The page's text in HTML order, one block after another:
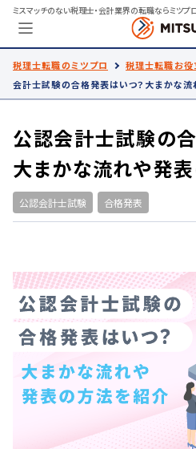
ミスマッチのない税理士・会計業界の転職ならミツプ
税理士転職のミツプロ 税理士転職お役
会計士試験の合格発表はいつ？大まかな
公認会計士試験の
大まかな流れや発
公認会計士試験 合格発表